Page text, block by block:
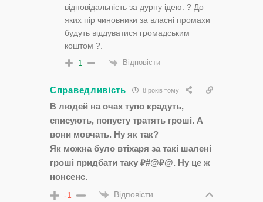
відповідальність за дурну ідею. ? До
яких пір чиновники за власні промахи
будуть віддуватися громадським
коштом ?.
1 Відповісти
Справедливість 8 років тому
В людей на очах тупо крадуть,
списують, попусту тратять гроші. А
вони мовчать. Ну як так?
Як можна було втіхаря за такі шалені
гроші придбати таку ₽#@₽@. Ну це ж
нонсенс.
-1 Відповісти